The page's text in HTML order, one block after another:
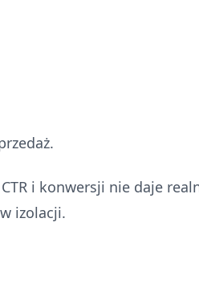
i konwersji nie daje
izolacji.